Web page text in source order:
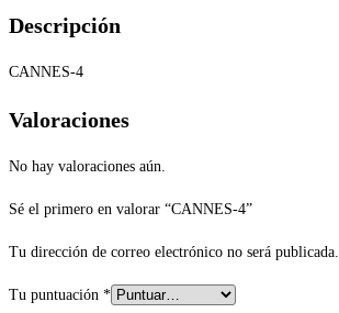
Descripción
CANNES-4
Valoraciones
No hay valoraciones aún.
Sé el primero en valorar “CANNES-4”
Tu dirección de correo electrónico no será publicada.
Tu puntuación *